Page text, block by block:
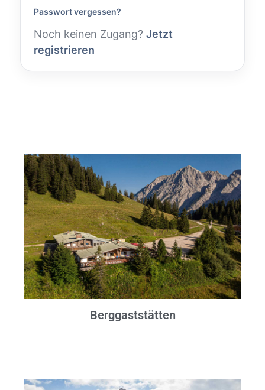
Passwort vergessen?
Noch keinen Zugang? Jetzt
registrieren
Berggaststätten